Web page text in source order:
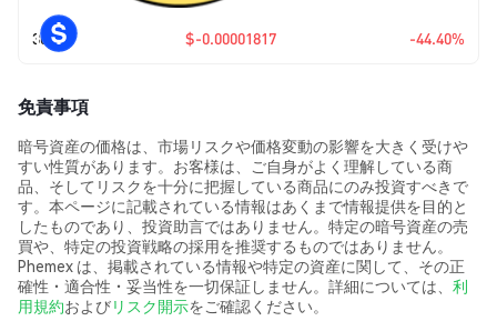
30日 $-0.00001817 -44.40%
免責事項
暗号資産の価格は、市場リスクや価格変動の影響を大きく受けや
すい性質があります。お客様は、ご自身がよく理解している商
品、そしてリスクを十分に把握している商品にのみ投資すべきで
す。本ページに記載されている情報はあくまで情報提供を目的と
したものであり、投資助言ではありません。特定の暗号資産の売
買や、特定の投資戦略の採用を推奨するものではありません。
Phemex は、掲載されている情報や特定の資産に関して、その正
確性・適合性・妥当性を一切保証しません。詳細については、 利
用規約およびリスク開示をご確認ください。